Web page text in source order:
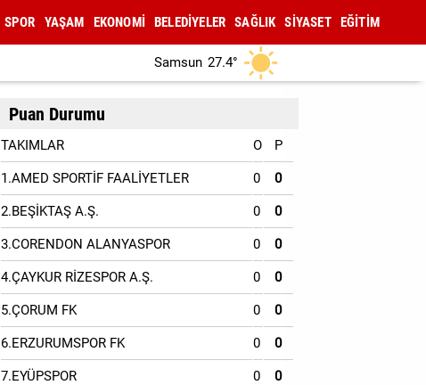
SPOR YAŞAM EKONOMİ BELEDİYELER SAĞLIK SİYASET EĞİTİM
Samsun 27.4°
Puan Durumu
TAKIMLAR O P
1.AMED SPORTİF FAALİYETLER 0 0
2.BEŞİKTAŞ A.Ş. 0 0
3.CORENDON ALANYASPOR 0 0
4.ÇAYKUR RİZESPOR A.Ş. 0 0
5.ÇORUM FK 0 0
6.ERZURUMSPOR FK 0 0
7.EYÜPSPOR 0 0